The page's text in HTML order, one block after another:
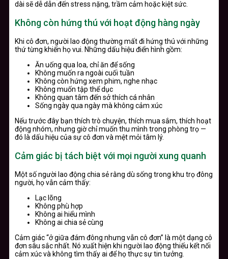
dài sẽ dễ dẫn đến stress nặng, trầm cảm hoặc kiệt sức.
Không còn hứng thú với hoạt động hàng ngày
Khi cô đơn, người lao động thường mất đi hứng thú với những
thứ từng khiến họ vui. Những dấu hiệu điển hình gồm:
Ăn uống qua loa, chỉ ăn để sống
Không muốn ra ngoài cuối tuần
Không còn hứng xem phim, nghe nhạc
Không muốn tập thể dục
Không quan tâm đến sở thích cá nhân
Sống ngày qua ngày mà không cảm xúc
Nếu trước đây bạn thích trò chuyện, thích mua sắm, thích hoạt
động nhóm, nhưng giờ chỉ muốn thu mình trong phòng trọ —
đó là dấu hiệu của sự cô đơn và mệt mỏi tâm lý.
Cảm giác bị tách biệt với mọi người xung quanh
Một số người lao động chia sẻ rằng dù sống trong khu trọ đông
người, họ vẫn cảm thấy:
Lạc lõng
Không phù hợp
Không ai hiểu mình
Không ai chia sẻ cùng
Cảm giác “ở giữa đám đông nhưng vẫn cô đơn” là một dạng cô
đơn sâu sắc nhất. Nó xuất hiện khi người lao động thiếu kết nối
cảm xúc và không tìm thấy ai để họ thực sự tin tưởng.